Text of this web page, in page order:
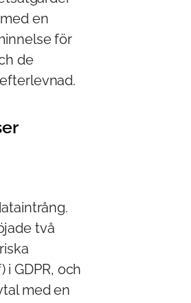
en
för
de
två
GDPR, och
med en